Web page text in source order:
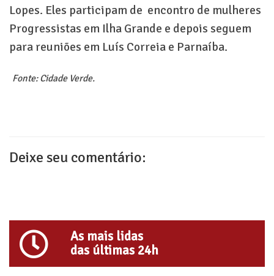
Lopes. Eles participam de encontro de mulheres
Progressistas em Ilha Grande e depois seguem
para reuniões em Luís Correia e Parnaíba.
Fonte: Cidade Verde.
Deixe seu comentário:
As mais lidas
das últimas 24h